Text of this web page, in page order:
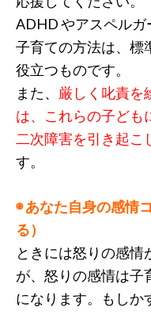
ADHD やアスペル
子育ての方法は、標
役立つものです。
また、 厳しく叱責を
は、これらの子ども
二次障害を引き起こ
す。
◉ あなた自身の感情
る）
ときには怒りの感情
が、怒りの感情は子
になります。もしか